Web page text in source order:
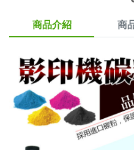
商品介紹 商